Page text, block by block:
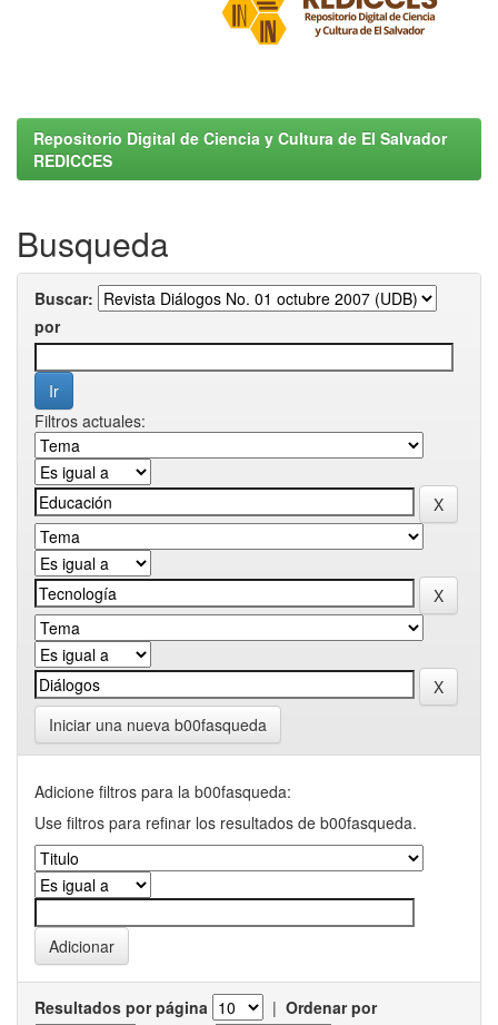
Repositorio Digital de Ciencia y Cultura de El Salvador
REDICCES
Busqueda
Buscar:
por
Filtros actuales:
Iniciar una nueva b00fasqueda
Adicione filtros para la b00fasqueda:
Use filtros para refinar los resultados de b00fasqueda.
Resultados por página | Ordenar por